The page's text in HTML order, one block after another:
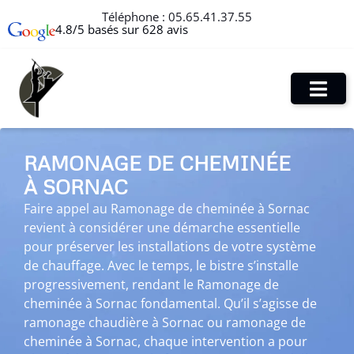
Téléphone : 05.65.41.37.55
4.8/5 basés sur 628 avis
RAMONAGE DE CHEMINÉE
À SORNAC
Faire appel au Ramonage de cheminée à Sornac
revient à considérer une démarche essentielle
pour préserver les installations de votre système
de chauffage. Avec le temps, le bistre s’installe
progressivement, rendant le Ramonage de
cheminée à Sornac fondamental. Qu’il s’agisse de
ramonage chaudière à Sornac ou ramonage de
cheminée à Sornac, chaque intervention a pour